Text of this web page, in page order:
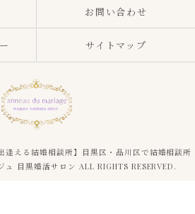
お問い合わせ
サイトマップ
える結婚相談所】目黒区・品川区で結婚相談所
ュ 目黒婚活サロン ALL RIGHTS RESERVED.